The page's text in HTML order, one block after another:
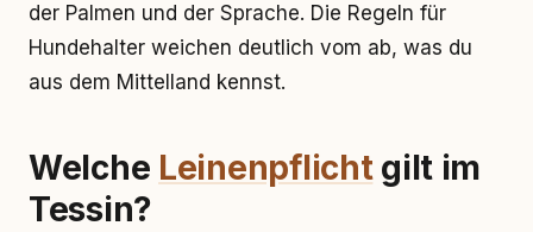
der Palmen und der Sprache. Die Regeln für
Hundehalter weichen deutlich vom ab, was du
aus dem Mittelland kennst.
Welche Leinenpflichtgilt im
Tessin?